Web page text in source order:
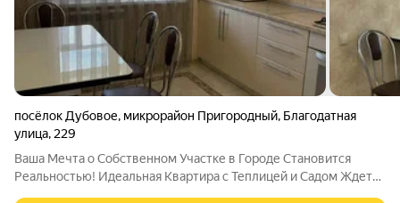
посёлок Дубовое, микрорайон Пригородный, Благодатная
улица, 229
Ваша Мечта о Собственном Участке в Городе Становится
Реальностью! Идеальная Квартира с Теплицей и Садом Ждет